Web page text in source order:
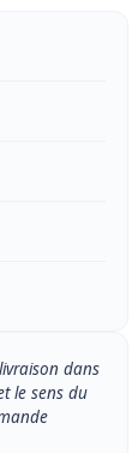
dans
le sens du